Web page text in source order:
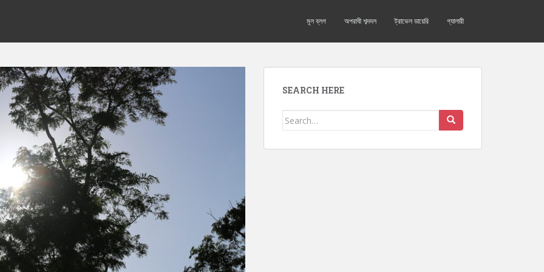
মূল ব্লগ অপরাধী শব্দদল ট্রাভেল ডায়েরি গ্যালারী
SEARCH HERE
Search for: